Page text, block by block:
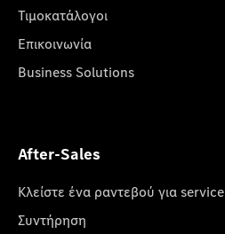
Τιμοκατάλογοι
Επικοινωνία
Business Solutions
After-Sales
Κλείστε ένα ραντεβού για service
Συντήρηση